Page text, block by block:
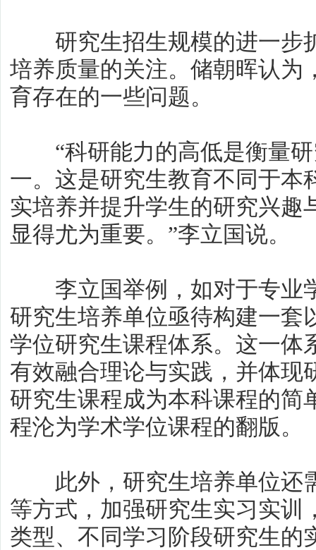
研究生招生规模的进一步
培养质量的关注。储朝晖认为
育存在的一些问题。
“科研能力的高低是衡量研
一。这是研究生教育不同于本
实培养并提升学生的研究兴趣
显得尤为重要。”李立国说。
李立国举例，如对于专业
研究生培养单位亟待构建一套
学位研究生课程体系。这一体
有效融合理论与实践，并体现
研究生课程成为本科课程的简
程沦为学术学位课程的翻版。
此外，研究生培养单位还
等方式，加强研究生实习实训
类型、不同学习阶段研究生的